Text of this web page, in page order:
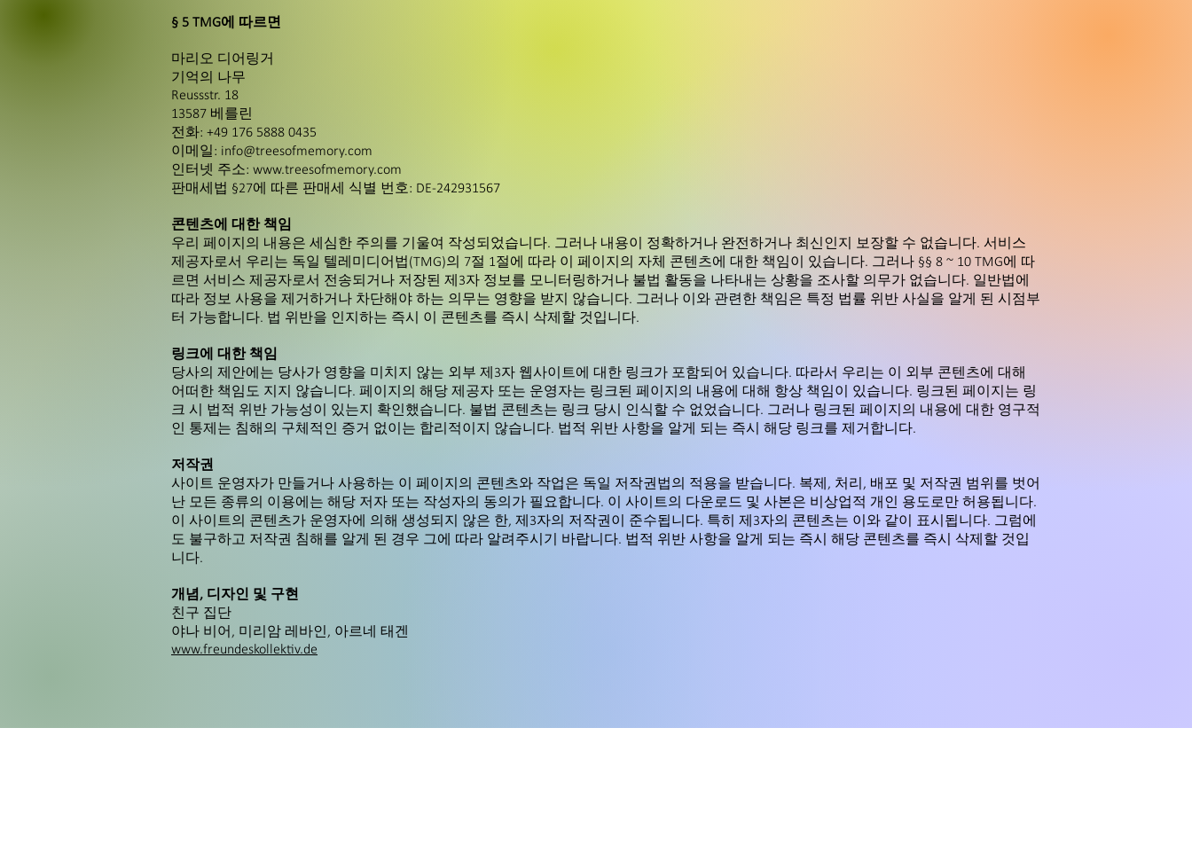
§ 5 TMG에 따르면
마리오 디어링거
기억의 나무
Reussstr. 18
13587 베를린
전화: +49 176 5888 0435
이메일: info@treesofmemory.com
인터넷 주소: www.treesofmemory.com
판매세법 §27에 따른 판매세 식별 번호: DE-242931567
콘텐츠에 대한 책임
우리 페이지의 내용은 세심한 주의를 기울여 작성되었습니다. 그러나 내용이 정확하거나 완전하거나 최신인지 보장할 수 없습니다. 서비스
제공자로서 우리는 독일 텔레미디어법(TMG)의 7절 1절에 따라 이 페이지의 자체 콘텐츠에 대한 책임이 있습니다. 그러나 §§ 8 ~ 10 TMG에 따
르면 서비스 제공자로서 전송되거나 저장된 제3자 정보를 모니터링하거나 불법 활동을 나타내는 상황을 조사할 의무가 없습니다. 일반법에
따라 정보 사용을 제거하거나 차단해야 하는 의무는 영향을 받지 않습니다. 그러나 이와 관련한 책임은 특정 법률 위반 사실을 알게 된 시점부
터 가능합니다. 법 위반을 인지하는 즉시 이 콘텐츠를 즉시 삭제할 것입니다.
링크에 대한 책임
당사의 제안에는 당사가 영향을 미치지 않는 외부 제3자 웹사이트에 대한 링크가 포함되어 있습니다. 따라서 우리는 이 외부 콘텐츠에 대해
어떠한 책임도 지지 않습니다. 페이지의 해당 제공자 또는 운영자는 링크된 페이지의 내용에 대해 항상 책임이 있습니다. 링크된 페이지는 링
크 시 법적 위반 가능성이 있는지 확인했습니다. 불법 콘텐츠는 링크 당시 인식할 수 없었습니다. 그러나 링크된 페이지의 내용에 대한 영구적
인 통제는 침해의 구체적인 증거 없이는 합리적이지 않습니다. 법적 위반 사항을 알게 되는 즉시 해당 링크를 제거합니다.
저작권
사이트 운영자가 만들거나 사용하는 이 페이지의 콘텐츠와 작업은 독일 저작권법의 적용을 받습니다. 복제, 처리, 배포 및 저작권 범위를 벗어
난 모든 종류의 이용에는 해당 저자 또는 작성자의 동의가 필요합니다. 이 사이트의 다운로드 및 사본은 비상업적 개인 용도로만 허용됩니다.
이 사이트의 콘텐츠가 운영자에 의해 생성되지 않은 한, 제3자의 저작권이 준수됩니다. 특히 제3자의 콘텐츠는 이와 같이 표시됩니다. 그럼에
도 불구하고 저작권 침해를 알게 된 경우 그에 따라 알려주시기 바랍니다. 법적 위반 사항을 알게 되는 즉시 해당 콘텐츠를 즉시 삭제할 것입
니다.
개념, 디자인 및 구현
친구 집단
야나 비어, 미리암 레바인, 아르네 태겐
www.freundeskollektiv.de